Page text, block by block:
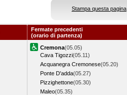
Stampa questa pagina
Fermate precedenti
(orario di partenza)
Cremona(05.05)
Cava Tigozzi(05.11)
Acquanegra Cremonese(05.20)
Ponte D'adda(05.27)
Pizzighettone(05.30)
Maleo(05.35)